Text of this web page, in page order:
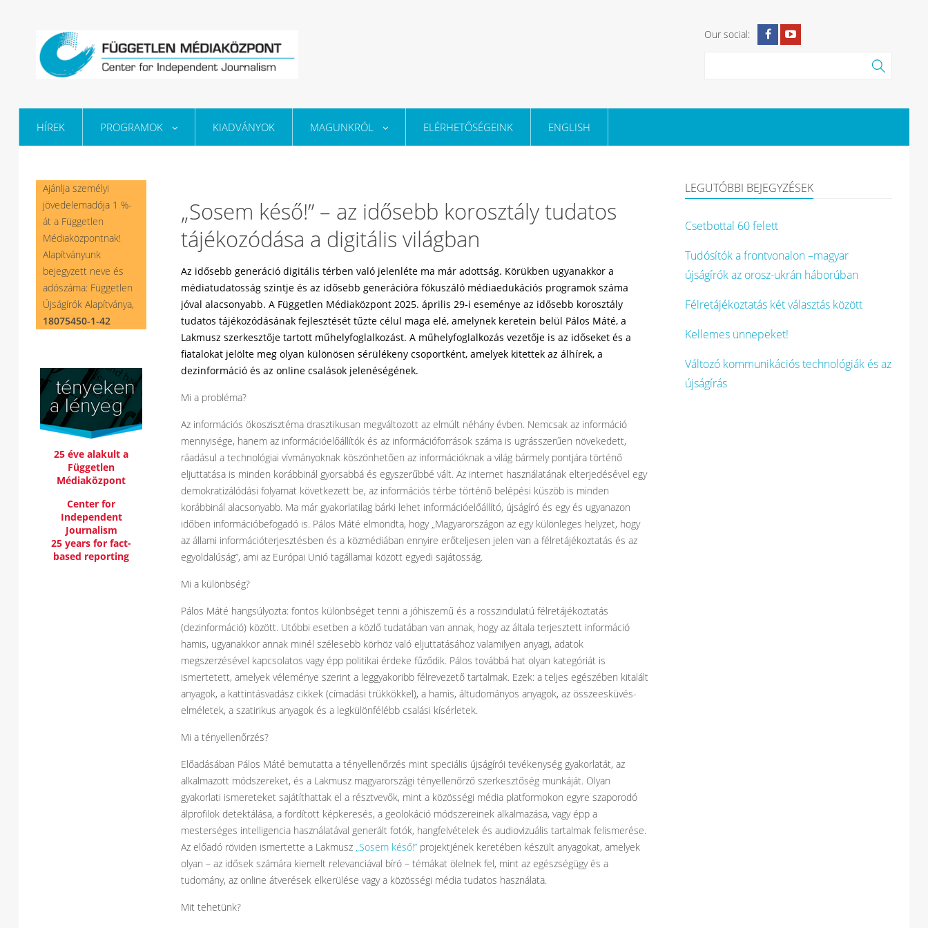
Our social:
HÍREK PROGRAMOK KIADVÁNYOK MAGUNKRÓL ELÉRHETŐSÉGEINK ENGLISH
Ajánlja személyi
jövedelemadója 1 %-
át a Független
Médiaközpontnak!
Alapítványunk
bejegyzett neve és
adószáma: Független
Újságírók Alapítványa,
18075450-1-42
25 éve alakult a
Független
Médiaközpont
Center for
Independent
Journalism
25 years for fact-
based reporting
„Sosem késő!” – az idősebb korosztály tudatos
tájékozódása a digitális világban
Az idősebb generáció digitális térben való jelenléte ma már adottság. Körükben ugyanakkor a
médiatudatosság szintje és az idősebb generációra fókuszáló médiaedukációs programok száma
jóval alacsonyabb. A Független Médiaközpont 2025. április 29-i eseménye az idősebb korosztály
tudatos tájékozódásának fejlesztését tűzte célul maga elé, amelynek keretein belül Pálos Máté, a
Lakmusz szerkesztője tartott műhelyfoglalkozást. A műhelyfoglalkozás vezetője is az időseket és a
fiatalokat jelölte meg olyan különösen sérülékeny csoportként, amelyek kitettek az álhírek, a
dezinformáció és az online csalások jelenéségének.
Mi a probléma?
Az információs ökoszisztéma drasztikusan megváltozott az elmúlt néhány évben. Nemcsak az információ
mennyisége, hanem az információelőállítók és az információforrások száma is ugrásszerűen növekedett,
ráadásul a technológiai vívmányoknak köszönhetően az információknak a világ bármely pontjára történő
eljuttatása is minden korábbinál gyorsabbá és egyszerűbbé vált. Az internet használatának elterjedésével egy
demokratizálódási folyamat következett be, az információs térbe történő belépési küszöb is minden
korábbinál alacsonyabb. Ma már gyakorlatilag bárki lehet információelőállító, újságíró és egy és ugyanazon
időben információbefogadó is. Pálos Máté elmondta, hogy „Magyarországon az egy különleges helyzet, hogy
az állami információterjesztésben és a közmédiában ennyire erőteljesen jelen van a félretájékoztatás és az
egyoldalúság”, ami az Európai Unió tagállamai között egyedi sajátosság.
Mi a különbség?
Pálos Máté hangsúlyozta: fontos különbséget tenni a jóhiszemű és a rosszindulatú félretájékoztatás
(dezinformáció) között. Utóbbi esetben a közlő tudatában van annak, hogy az általa terjesztett információ
hamis, ugyanakkor annak minél szélesebb körhöz való eljuttatásához valamilyen anyagi, adatok
megszerzésével kapcsolatos vagy épp politikai érdeke fűződik. Pálos továbbá hat olyan kategóriát is
ismertetett, amelyek véleménye szerint a leggyakoribb félrevezető tartalmak. Ezek: a teljes egészében kitalált
anyagok, a kattintásvadász cikkek (címadási trükkökkel), a hamis, áltudományos anyagok, az összeesküvés-
elméletek, a szatirikus anyagok és a legkülönfélébb csalási kísérletek.
Mi a tényellenőrzés?
Előadásában Pálos Máté bemutatta a tényellenőrzés mint speciális újságírói tevékenység gyakorlatát, az
alkalmazott módszereket, és a Lakmusz magyarországi tényellenőrző szerkesztőség munkáját. Olyan
gyakorlati ismereteket sajátíthattak el a résztvevők, mint a közösségi média platformokon egyre szaporodó
álprofilok detektálása, a fordított képkeresés, a geolokáció módszereinek alkalmazása, vagy épp a
mesterséges intelligencia használatával generált fotók, hangfelvételek és audiovizuális tartalmak felismerése.
Az előadó röviden ismertette a Lakmusz „Sosem késő!” projektjének keretében készült anyagokat, amelyek
olyan – az idősek számára kiemelt relevanciával bíró – témákat ölelnek fel, mint az egészségügy és a
tudomány, az online átverések elkerülése vagy a közösségi média tudatos használata.
Mit tehetünk?
LEGUTÓBBI BEJEGYZÉSEK
Csetbottal 60 felett
Tudósítók a frontvonalon –magyar
újságírók az orosz-ukrán háborúban
Félretájékoztatás két választás között
Kellemes ünnepeket!
Változó kommunikációs technológiák és az
újságírás